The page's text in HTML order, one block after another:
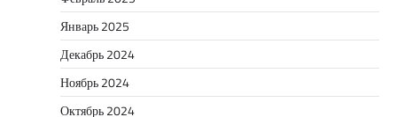
Январь 2025
Декабрь 2024
Ноябрь 2024
Октябрь 2024